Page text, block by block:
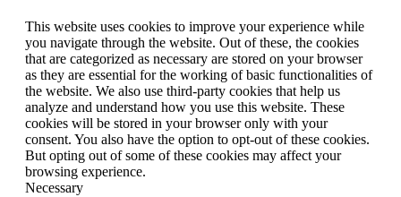
This website uses cookies to improve your experience while
you navigate through the website. Out of these, the cookies
that are categorized as necessary are stored on your browser
as they are essential for the working of basic functionalities of
the website. We also use third-party cookies that help us
analyze and understand how you use this website. These
cookies will be stored in your browser only with your
consent. You also have the option to opt-out of these cookies.
But opting out of some of these cookies may affect your
browsing experience.
Necessary